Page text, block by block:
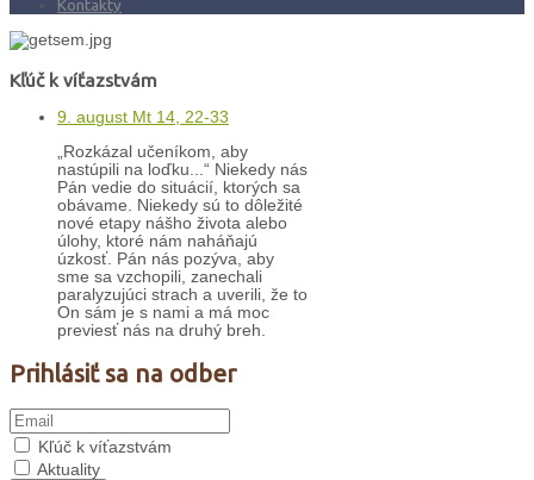
Kontakty
Kľúč k víťazstvám
9. august Mt 14, 22-33
„Rozkázal učeníkom, aby
nastúpili na loďku...“ Niekedy nás
Pán vedie do situácií, ktorých sa
obávame. Niekedy sú to dôležité
nové etapy nášho života alebo
úlohy, ktoré nám naháňajú
úzkosť. Pán nás pozýva, aby
sme sa vzchopili, zanechali
paralyzujúci strach a uverili, že to
On sám je s nami a má moc
previesť nás na druhý breh.
Prihlásiť sa na odber
Kľúč k víťazstvám
Aktuality